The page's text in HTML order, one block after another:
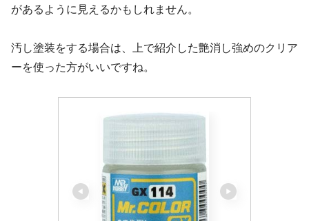
があるように見えるかもしれません。
汚し塗装をする場合は、上で紹介した艶消し強めのクリア
ーを使った方がいいですね。